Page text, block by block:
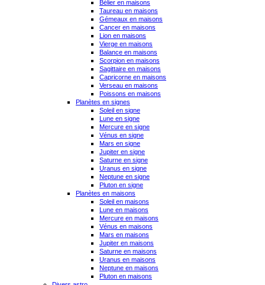
Bélier en maisons
Taureau en maisons
Gémeaux en maisons
Cancer en maisons
Lion en maisons
Vierge en maisons
Balance en maisons
Scorpion en maisons
Sagittaire en maisons
Capricorne en maisons
Verseau en maisons
Poissons en maisons
Planètes en signes
Soleil en signe
Lune en signe
Mercure en signe
Vénus en signe
Mars en signe
Jupiter en signe
Saturne en signe
Uranus en signe
Neptune en signe
Pluton en signe
Planètes en maisons
Soleil en maisons
Lune en maisons
Mercure en maisons
Vénus en maisons
Mars en maisons
Jupiter en maisons
Saturne en maisons
Uranus en maisons
Neptune en maisons
Pluton en maisons